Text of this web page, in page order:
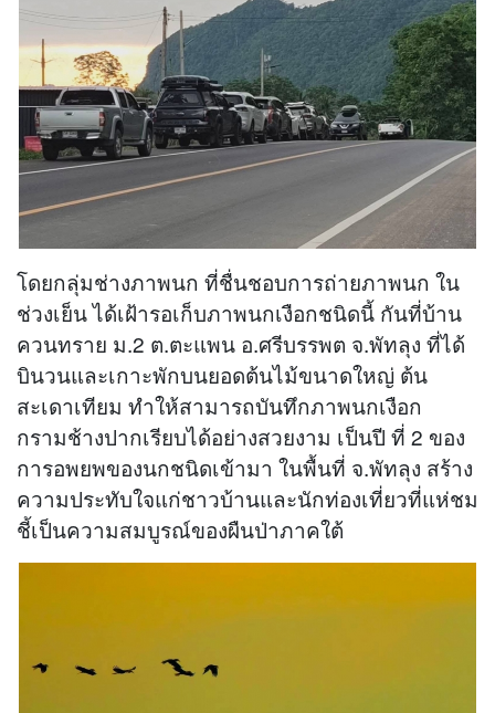
โดยกลุ่มช่างภาพนก ที่ชื่นชอบการถ่ายภาพนก ใน
ช่วงเย็น ได้เฝ้ารอเก็บภาพนกเงือกชนิดนี้ กันที่บ้าน
ควนทราย ม.2 ต.ตะแพน อ.ศรีบรรพต จ.พัทลุง ที่ได้
บินวนและเกาะพักบนยอดต้นไม้ขนาดใหญ่ ต้น
สะเดาเทียม ทำให้สามารถบันทึกภาพนกเงือก
กรามช้างปากเรียบได้อย่างสวยงาม เป็นปี ที่ 2 ของ
การอพยพของนกชนิดเข้ามา ในพื้นที่ จ.พัทลุง สร้าง
ความประทับใจแก่ชาวบ้านและนักท่องเที่ยวที่แห่ชม
ชี้เป็นความสมบูรณ์ของผืนป่าภาคใต้